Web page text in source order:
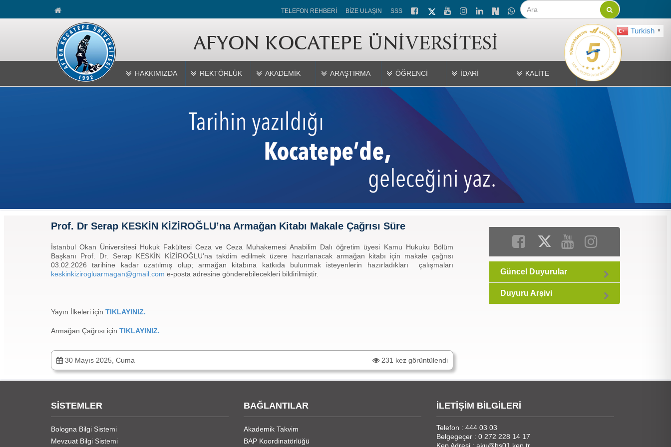
Turkish ▼
TELEFON REHBERİ BİZE ULAŞIN SSS
HAKKIMIZDA REKTÖRLÜK AKADEMİK ARAŞTIRMA ÖĞRENCİ İDARİ KALİTE
Prof. Dr Serap KESKİN KİZİROĞLU’na Armağan Kitabı Makale Çağrısı Süre
İstanbul Okan Üniversitesi Hukuk Fakültesi Ceza ve Ceza Muhakemesi Anabilim Dalı öğretim üyesi Kamu Hukuku Bölüm
Başkanı Prof. Dr. Serap KESKİN KİZİROĞLU’na takdim edilmek üzere hazırlanacak armağan kitabı için makale çağrısı
03.02.2026 tarihine kadar uzatılmış olup; armağan kitabına katkıda bulunmak isteyenlerin hazırladıkları çalışmaları
keskinkizirogluarmagan@gmail.com e-posta adresine gönderebilecekleri bildirilmiştir.
Yayın İlkeleri için TIKLAYINIZ.
Armağan Çağrısı için TIKLAYINIZ.
30 Mayıs 2025, Cuma 231 kez görüntülendi
Güncel Duyurular
Duyuru Arşivi
SİSTEMLER
Bologna Bilgi Sistemi
Mevzuat Bilgi Sistemi
BAĞLANTILAR
Akademik Takvim
BAP Koordinatörlüğü
İLETİŞİM BİLGİLERİ
Telefon : 444 03 03
Belgegeçer : 0 272 228 14 17
Kep Adresi : aku@hs01.kep.tr